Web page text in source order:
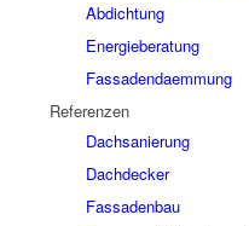
Abdichtung
Energieberatung
Fassadendaemmung
Referenzen
Dachsanierung
Dachdecker
Fassadenbau